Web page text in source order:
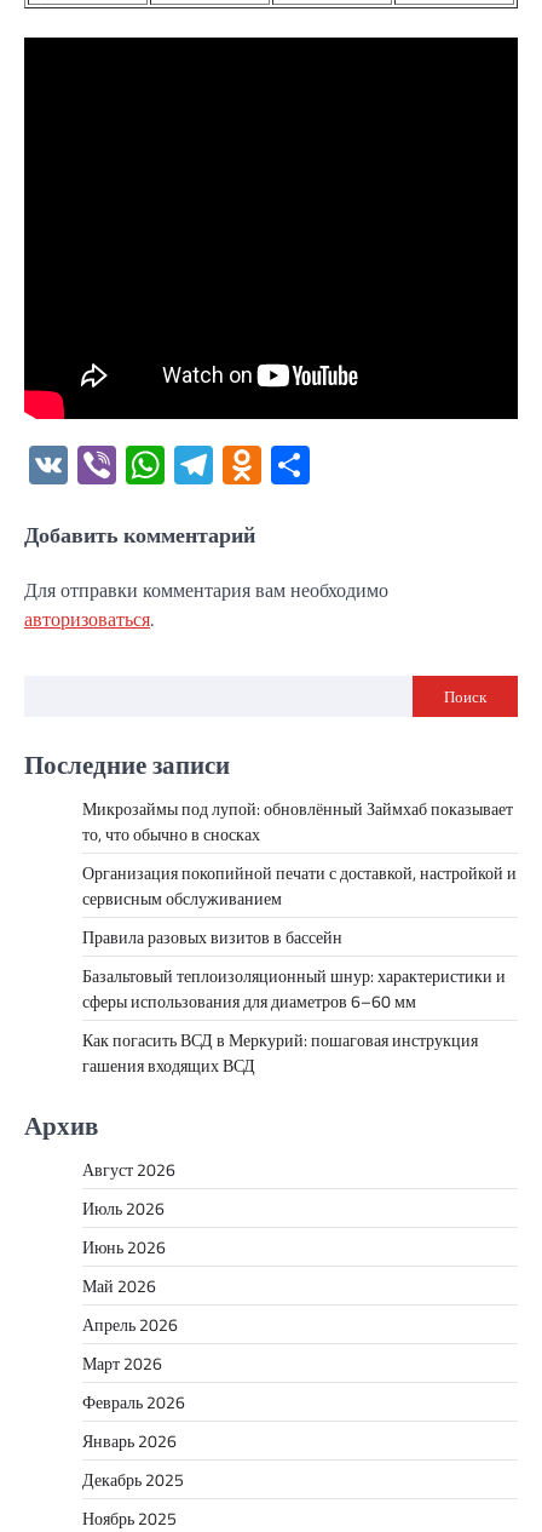
VK ViberWhatsApp
Telegram
Odnoklassniki
Добавить комментарий
Для отправки комментария вам необходимо
авторизоваться.
Поиск
Последние записи
Микрозаймы под лупой: обновлённый Займхаб показывает
то, что обычно в сносках
Организация покопийной печати с доставкой, настройкой и
сервисным обслуживанием
Правила разовых визитов в бассейн
Базальтовый теплоизоляционный шнур: характеристики и
сферы использования для диаметров 6–60 мм
Как погасить ВСД в Меркурий: пошаговая инструкция
гашения входящих ВСД
Архив
Август 2026
Июль 2026
Июнь 2026
Май 2026
Апрель 2026
Март 2026
Февраль 2026
Январь 2026
Декабрь 2025
Ноябрь 2025